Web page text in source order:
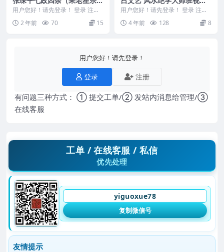
课程视频7集Y
用户您好！请先登录！ 登录 注册
张琛平七政四余（果老星宗）课程
视频7集Y 24...
2 年前 70 15
3集 2019年
用户您好！请先登录！ 登录 注册
2019年3月16日 吕文艺风水绝学
大师班 共...
4 年前 128 8
用户您好！请先登录！
登录 注册
有问题三种方式： ① 提交工单/② 发站内消息给管理/③
在线客服
工单 / 在线客服 / 私信
优先处理
yiguoxue78
复制微信号
友情提示